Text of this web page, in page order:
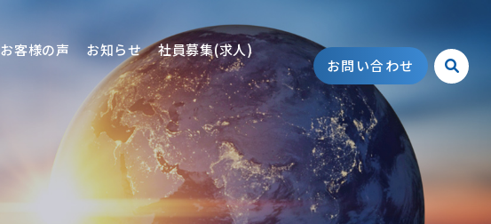
お客様の声 お知らせ 社員募集(求人)
お問い合わせ